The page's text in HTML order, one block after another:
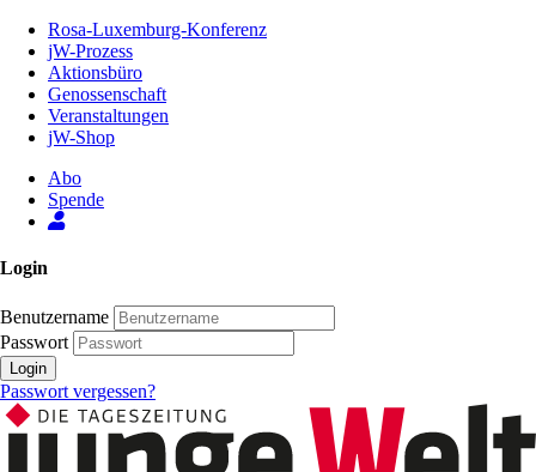
Inhalt
Seite
Rosa-Luxemburg-Konferenz
jW-Prozess
Aktionsbüro
Genossenschaft
Veranstaltungen
jW-Shop
Abo
Spende
Login
Benutzername
Passwort
Login
Passwort vergessen?